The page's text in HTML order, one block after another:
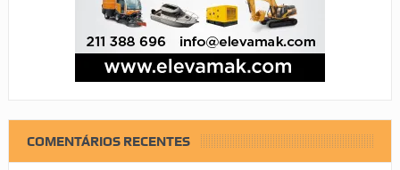
COMENTÁRIOS RECENTES